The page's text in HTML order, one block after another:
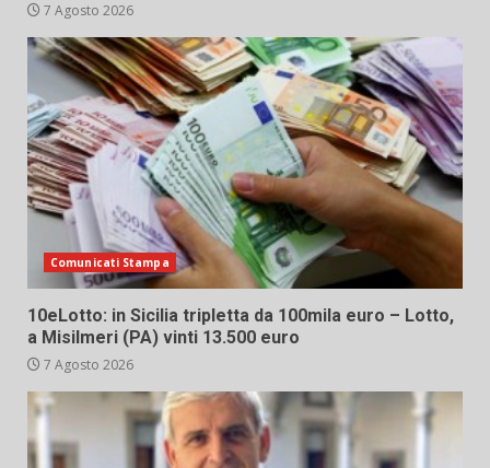
7 Agosto 2026
Comunicati Stampa
10eLotto: in Sicilia tripletta da 100mila euro – Lotto,
a Misilmeri (PA) vinti 13.500 euro
7 Agosto 2026